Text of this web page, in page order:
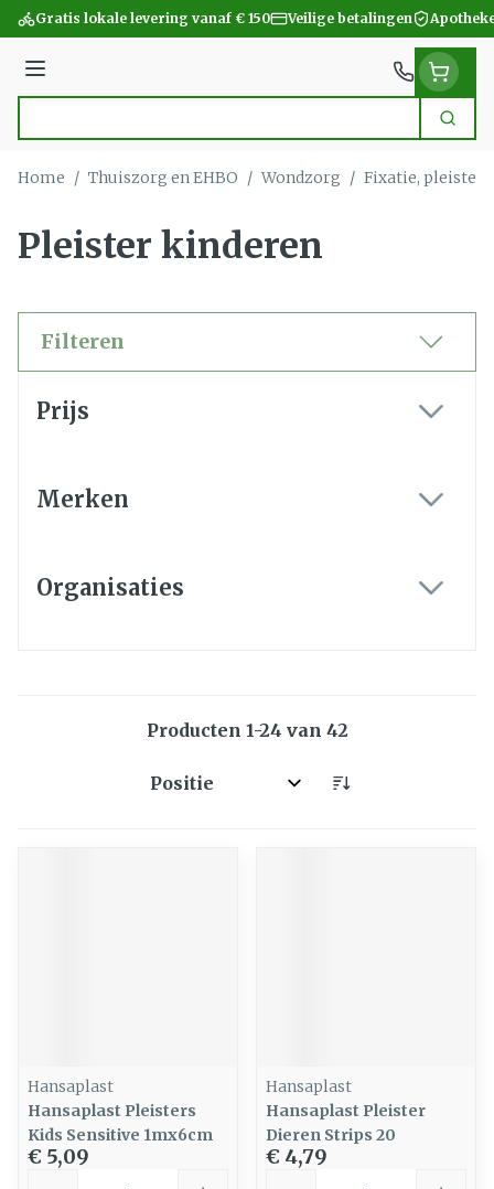
Ga naar de inhoud
Gratis lokale levering vanaf € 150 Veilige betalingen
Menu
Zoek
Home / Thuiszorg en EHBO / Wondzorg / Fixatie, pleisters
Pleister kinderen
Filteren
Prijs
Merken
Organisaties
Producten 1-24 van 42
Sorteer op:
Hansaplast
Hansaplast Pleisters
Kids Sensitive 1mx6cm
€ 5,09
Hansaplast
Hansaplast Pleister
Dieren Strips 20
€ 4,79